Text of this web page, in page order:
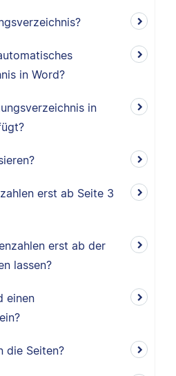
in Word?
in
erst ab Seite 3
erst ab der
lassen?
einen
die Seiten?